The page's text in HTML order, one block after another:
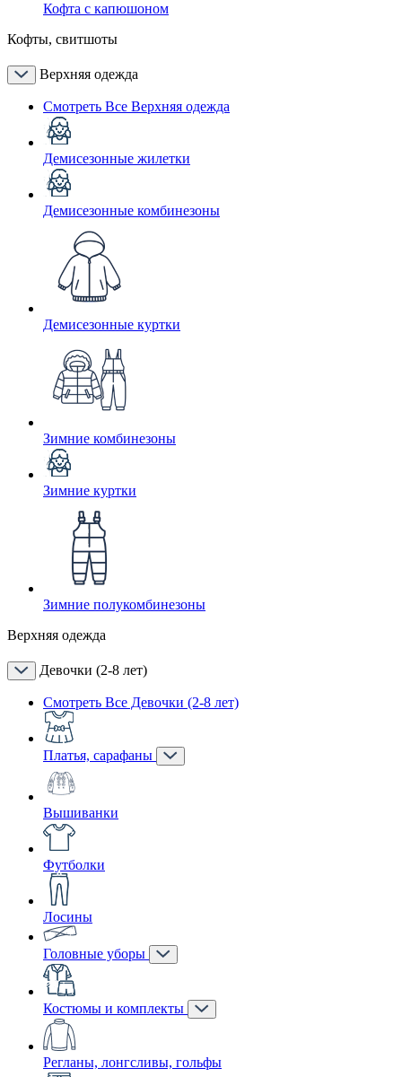
Кофта с капюшоном
Кофты, свитшоты
Верхняя одежда
Смотреть Все Верхняя одежда
Демисезонные жилетки
Демисезонные комбинезоны
Демисезонные куртки
Зимние комбинезоны
Зимние куртки
Зимние полукомбинезоны
Верхняя одежда
Девочки (2-8 лет)
Смотреть Все Девочки (2-8 лет)
Платья, сарафаны
Вышиванки
Футболки
Лосины
Головные уборы
Костюмы и комплекты
Регланы, лонгсливы, гольфы